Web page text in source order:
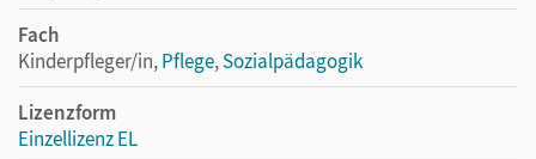
Fach
Kinderpfleger/in,Pflege,Sozialpädagogik
Lizenzform
Einzellizenz EL